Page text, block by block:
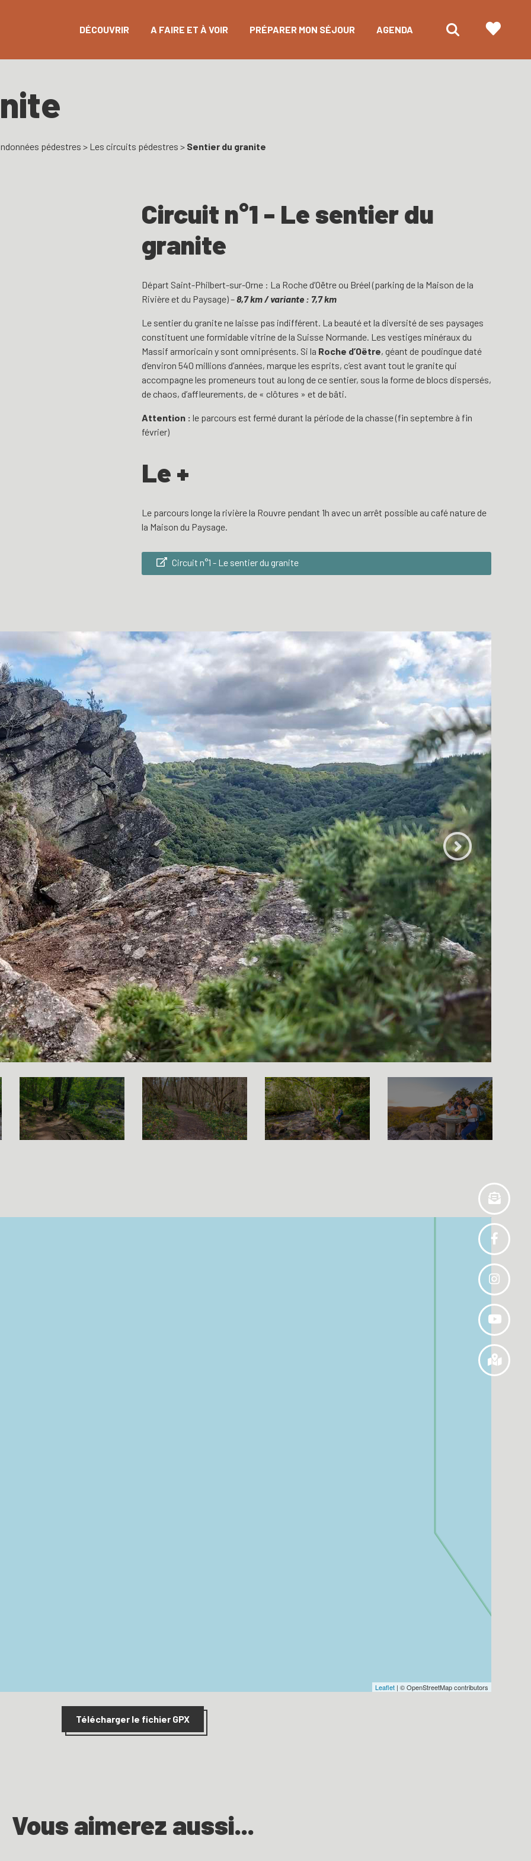
DÉCOUVRIR A FAIRE ET À VOIR PRÉPARER MON SÉJOUR AGENDA
pédestres > Les circuits pédestres > Sentier du granite
Circuit n°1 - Le sentier du
granite
Départ Saint-Philbert-sur-Orne : La Roche d’Oëtre ou Bréel (parking de la Maison de la
Rivière et du Paysage) –8,7 km / variante : 7,7 km
Le sentier du granite ne laisse pas indifférent. La beauté et la diversité de ses paysages
constituent une formidable vitrine de la Suisse Normande. Les vestiges minéraux du
Massif armoricain y sont omniprésents. Si la Roche d’Oëtre, géant de poudingue daté
d’environ 540 millions d’années, marque les esprits, c’est avant tout le granite qui
accompagne les promeneurs tout au long de ce sentier, sous la forme de blocs dispersés,
de chaos, d’affleurements, de « clôtures » et de bâti.
Attention : le parcours est fermé durant la période de la chasse (fin septembre à fin
février)
Le +
Le parcours longe la rivière la Rouvre pendant 1h avec un arrêt possible au café nature de
la Maison du Paysage.
Circuit n°1 - Le sentier du granite
Leaflet | © OpenStreetMap contributors
Télécharger le fichier GPX
Vous aimerez aussi...